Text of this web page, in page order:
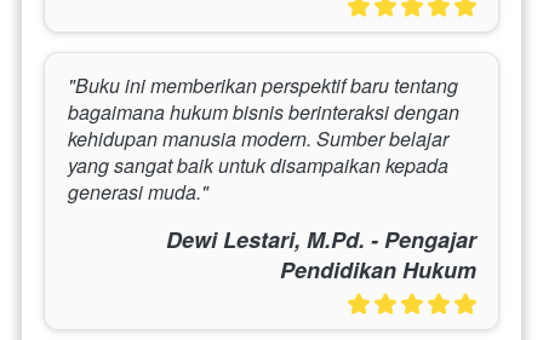
"Buku ini memberikan perspektif baru tentang
bagaimana hukum bisnis berinteraksi dengan
kehidupan manusia modern. Sumber belajar
yang sangat baik untuk disampaikan kepada
generasi muda."
Dewi Lestari, M.Pd. - Pengajar
Pendidikan Hukum